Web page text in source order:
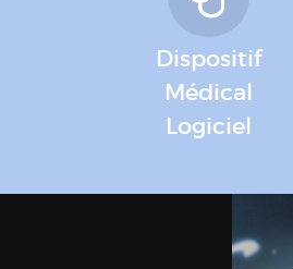
Dispositif
Médical
Logiciel